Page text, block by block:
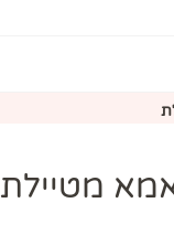
מטיילת